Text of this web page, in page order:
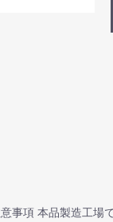
事項 本品製造工